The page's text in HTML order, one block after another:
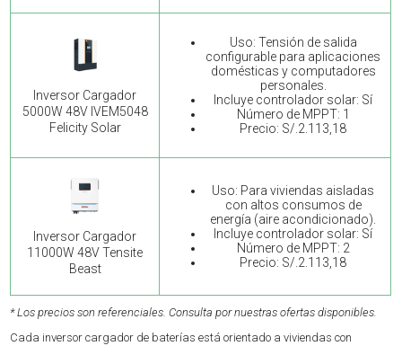
Inversor Cargador
5000W 48V IVEM5048
Felicity Solar
Uso: Tensión de salida
configurable para aplicaciones
domésticas y computadores
personales.
Incluye controlador solar: Sí
Número de MPPT: 1
Precio: S/.2.113,18
Inversor Cargador
11000W 48V Tensite
Beast
Uso: Para viviendas aisladas
con altos consumos de
energía (aire acondicionado).
Incluye controlador solar: Sí
Número de MPPT: 2
Precio: S/.2.113,18
* Los precios son referenciales. Consulta por nuestras ofertas disponibles.
Cada inversor cargador de baterías está orientado a viviendas con